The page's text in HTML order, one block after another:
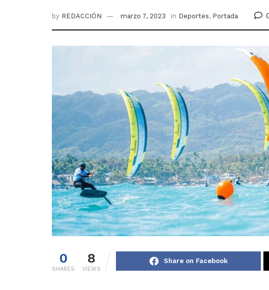
by REDACCIÓN marzo 7, 2023 in Deportes, Portada
0
SHARES
8
VIEWS
Share on Facebook